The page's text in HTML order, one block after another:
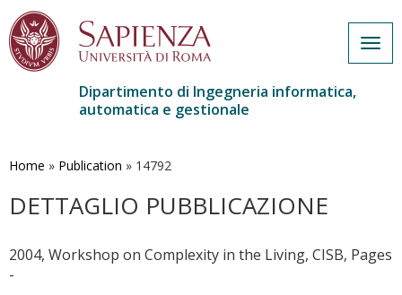
contenuto
Dipartimento di Ingegneria informatica,
automatica e gestionale
Home » Publication » 14792
DETTAGLIO PUBBLICAZIONE
2004, Workshop on Complexity in the Living, CISB, Pages
-